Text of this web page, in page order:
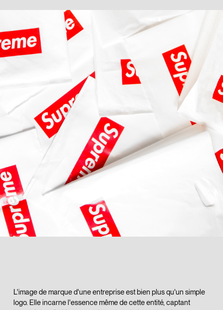
L'image de marque d'une entreprise est bien plus qu'un simple
logo. Elle incarne l'essence même de cette entité, captant